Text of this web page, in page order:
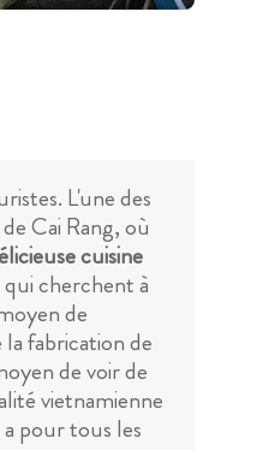
L'une des
Cai Rang, où
cuisine
cherchent à
de
fabrication de
de voir de
vietnamienne
pour tous les